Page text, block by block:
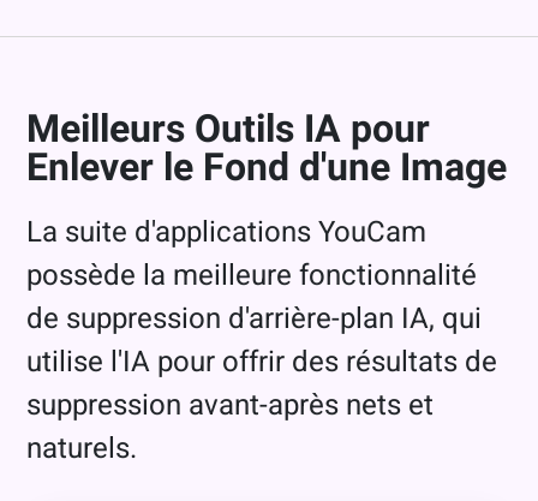
Meilleurs Outils IA pour
Enlever le Fond d'une Image
La suite d'applications YouCam
possède la meilleure fonctionnalité
de suppression d'arrière-plan IA, qui
utilise l'IA pour offrir des résultats de
suppression avant-après nets et
naturels.